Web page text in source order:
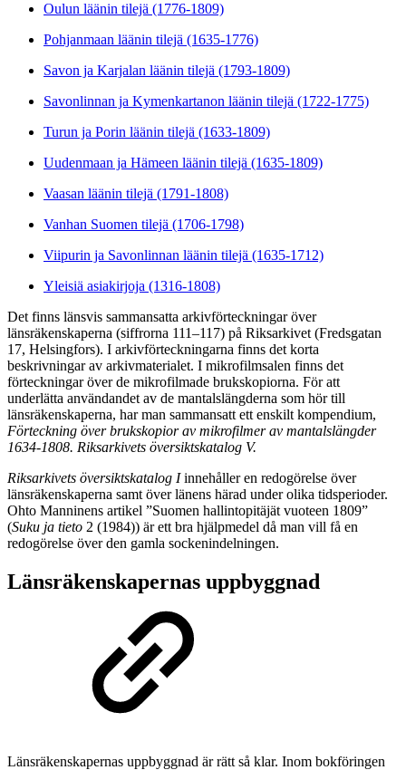
Oulun läänin tilejä (1776-1809)
Pohjanmaan läänin tilejä (1635-1776)
Savon ja Karjalan läänin tilejä (1793-1809)
Savonlinnan ja Kymenkartanon läänin tilejä (1722-1775)
Turun ja Porin läänin tilejä (1633-1809)
Uudenmaan ja Hämeen läänin tilejä (1635-1809)
Vaasan läänin tilejä (1791-1808)
Vanhan Suomen tilejä (1706-1798)
Viipurin ja Savonlinnan läänin tilejä (1635-1712)
Yleisiä asiakirjoja (1316-1808)
Det finns länsvis sammansatta arkivförteckningar över
länsräkenskaperna (siffrorna 111–117) på Riksarkivet (Fredsgatan
17, Helsingfors). I arkivförteckningarna finns det korta
beskrivningar av arkivmaterialet. I mikrofilmsalen finns det
förteckningar över de mikrofilmade brukskopiorna. För att
underlätta användandet av de mantalslängderna som hör till
länsräkenskaperna, har man sammansatt ett enskilt kompendium,
Förteckning över brukskopior av mikrofilmer av mantalslängder
1634-1808. Riksarkivets översiktskatalog V.
Riksarkivets översiktskatalog Iinnehåller en redogörelse över
länsräkenskaperna samt över länens härad under olika tidsperioder.
Ohto Manninens artikel ”Suomen hallintopitäjät vuoteen 1809”
(Suku ja tieto 2 (1984)) är ett bra hjälpmedel då man vill få en
redogörelse över den gamla sockenindelningen.
Länsräkenskapernas uppbyggnad
Länsräkenskapernas uppbyggnad är rätt så klar. Inom bokföringen